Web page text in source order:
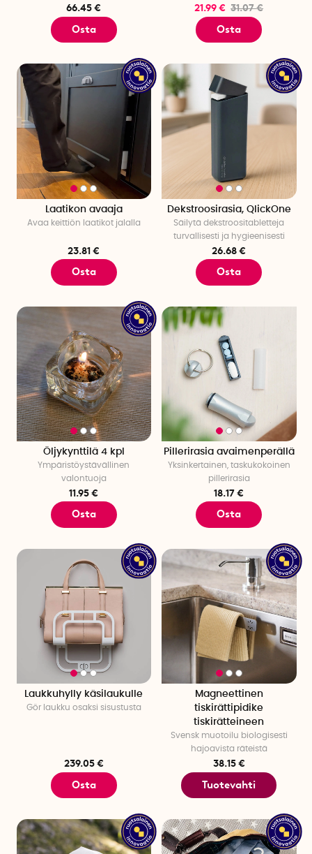
66.45 €
Osta
21.99 € 31.07 €
Osta
Laatikon avaaja
Avaa keittiön laatikot jalalla
23.81 €
Osta
Dekstroosirasia, QlickOne
Säilytä dekstroositabletteja
turvallisesti ja hygieenisesti
26.68 €
Osta
Öljykynttilä 4 kpl
Ympäristöystävällinen
valontuoja
11.95 €
Osta
Pillerirasia avaimenperällä
Yksinkertainen, taskukokoinen
pillerirasia
18.17 €
Osta
Laukkuhylly käsilaukulle
Gör laukku osaksi sisustusta
239.05 €
Osta
Magneettinen
tiskirättipidike
tiskirätteineen
Svensk muotoilu biologisesti
hajoavista räteistä
38.15 €
Tuotevahti